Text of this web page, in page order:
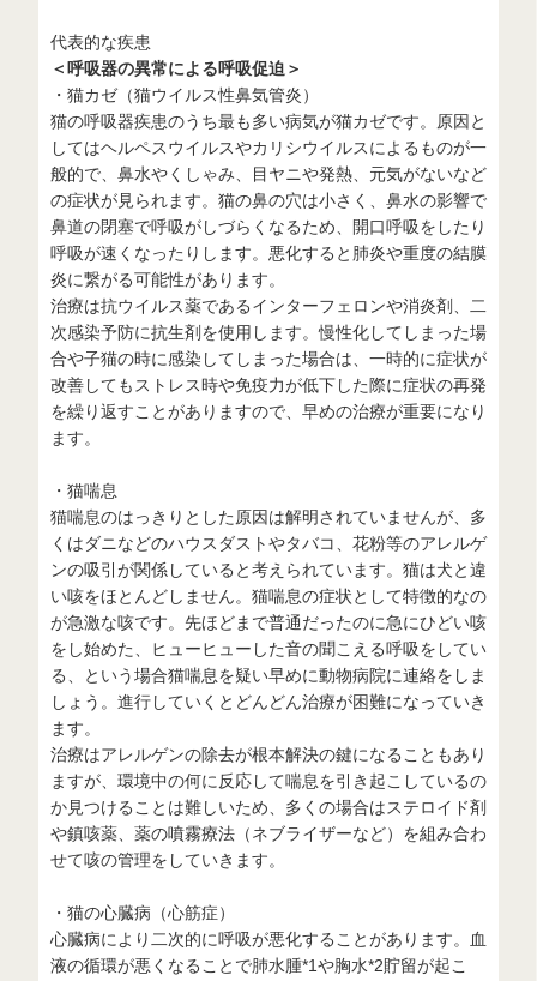
代表的な疾患
＜呼吸器の異常による呼吸促迫＞
・猫カゼ（猫ウイルス性鼻気管炎）
猫の呼吸器疾患のうち最も多い病気が猫カゼです。原因と
してはヘルペスウイルスやカリシウイルスによるものが一
般的で、鼻水やくしゃみ、目ヤニや発熱、元気がないなど
の症状が見られます。猫の鼻の穴は小さく、鼻水の影響で
鼻道の閉塞で呼吸がしづらくなるため、開口呼吸をしたり
呼吸が速くなったりします。悪化すると肺炎や重度の結膜
炎に繋がる可能性があります。
治療は抗ウイルス薬であるインターフェロンや消炎剤、二
次感染予防に抗生剤を使用します。慢性化してしまった場
合や子猫の時に感染してしまった場合は、一時的に症状が
改善してもストレス時や免疫力が低下した際に症状の再発
を繰り返すことがありますので、早めの治療が重要になり
ます。
・猫喘息
猫喘息のはっきりとした原因は解明されていませんが、多
くはダニなどのハウスダストやタバコ、花粉等のアレルゲ
ンの吸引が関係していると考えられています。猫は犬と違
い咳をほとんどしません。猫喘息の症状として特徴的なの
が急激な咳です。先ほどまで普通だったのに急にひどい咳
をし始めた、ヒューヒューした音の聞こえる呼吸をしてい
る、という場合猫喘息を疑い早めに動物病院に連絡をしま
しょう。進行していくとどんどん治療が困難になっていき
ます。
治療はアレルゲンの除去が根本解決の鍵になることもあり
ますが、環境中の何に反応して喘息を引き起こしているの
か見つけることは難しいため、多くの場合はステロイド剤
や鎮咳薬、薬の噴霧療法（ネブライザーなど）を組み合わ
せて咳の管理をしていきます。
・猫の心臓病（心筋症）
心臓病により二次的に呼吸が悪化することがあります。血
液の循環が悪くなることで肺水腫*1や胸水*2貯留が起こ